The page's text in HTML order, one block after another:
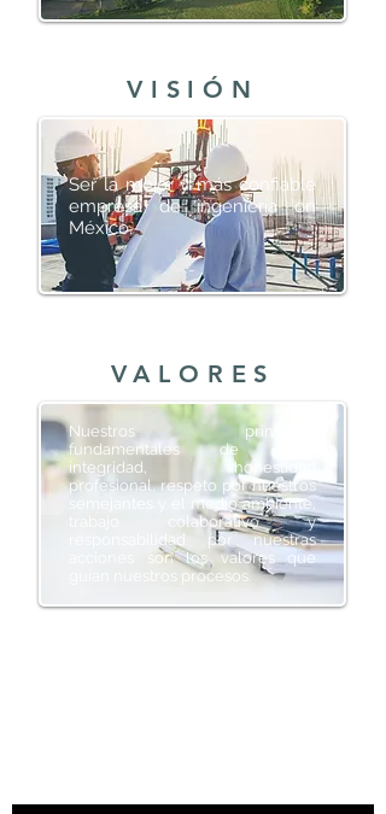
VISIÓN
Ser la mejor y más confiable
empresa de ingeniería en
México.
VALORES
Nuestros principios
fundamentales de ética,
integridad, honestidad
profesional, respeto por nuestros
semejantes y el medio ambiente,
trabajo colaborativo y
responsabilidad por nuestras
acciones son los valores que
guían nuestros procesos.